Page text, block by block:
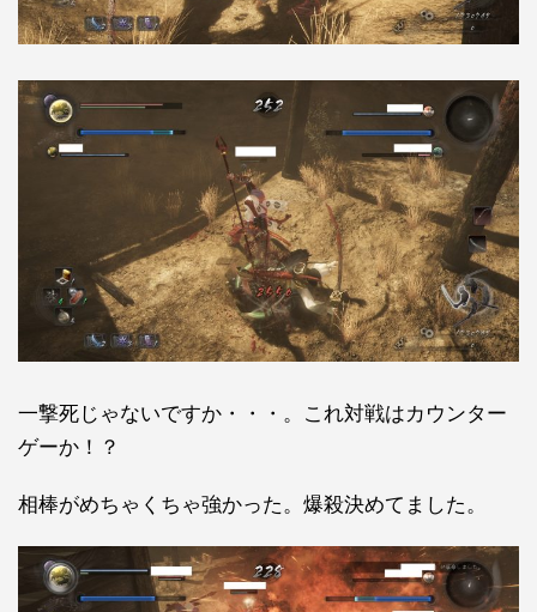
一撃死じゃないですか・・・。これ対戦はカウンター
ゲーか！？
相棒がめちゃくちゃ強かった。爆殺決めてました。